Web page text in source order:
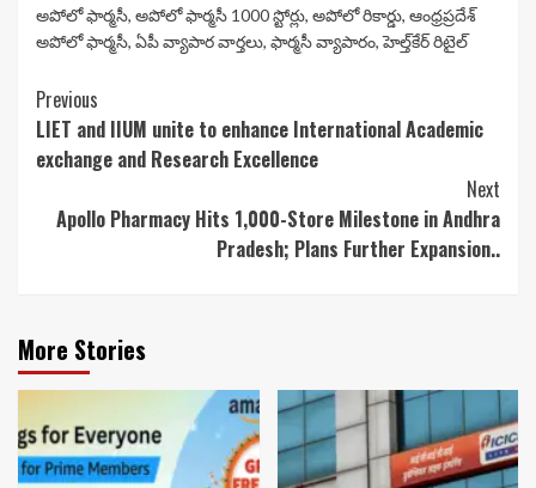
అపోలో ఫార్మసీ, అపోలో ఫార్మసీ 1000 స్టోర్లు, అపోలో రికార్డు, ఆంధ్రప్రదేశ్
అపోలో ఫార్మసీ, ఏపీ వ్యాపార వార్తలు, ఫార్మసీ వ్యాపారం,హెల్త్‌కేర్ రిటైల్
Continue
Reading
Previous
LIET and IIUM unite to enhance International Academic
exchange and Research Excellence
Next
Apollo Pharmacy Hits 1,000-Store Milestone in Andhra
Pradesh; Plans Further Expansion..
More Stories